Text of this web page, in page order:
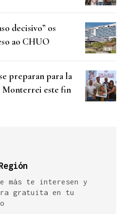
decisivo” os
ao CHUO
preparan para la
Monterrei este fin
más te interesen y
gratuita en tu